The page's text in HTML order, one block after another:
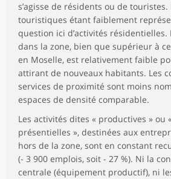
s’agisse de résidents ou de touristes.
touristiques étant faiblement
question ici d’activités résidentielles.
dans la zone, bien que supérieur à
en Moselle, est relativement faible
attirant de nouveaux habitants. Les
services de proximité sont moins
espaces de densité comparable.
Les activités dites « productives » ou
présentielles », destinées aux
hors de la zone, sont en constant
(- 3 900 emplois, soit - 27 %). Ni la
centrale (équipement productif), ni